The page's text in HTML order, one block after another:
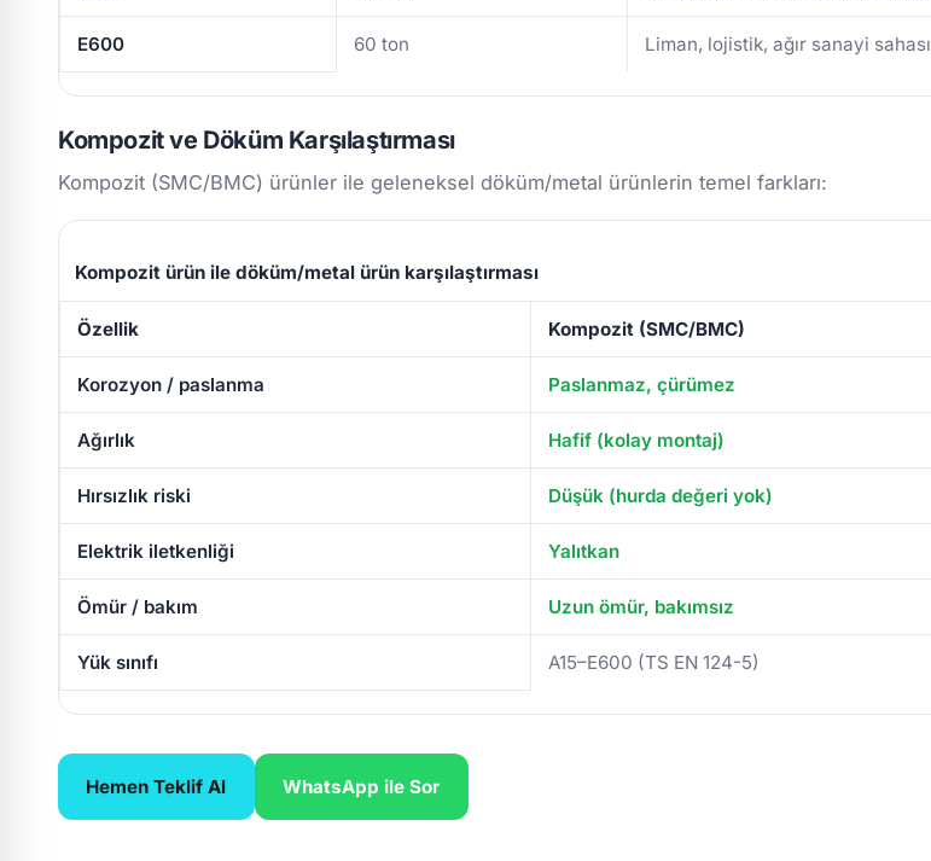
E600 60 ton Liman, lojistik, ağır sanayi sahası
Kompozit ve Döküm Karşılaştırması
Kompozit (SMC/BMC) ürünler ile geleneksel döküm/metal ürünlerin temel farkları:
Kompozit ürün ile döküm/metal ürün karşılaştırması
Özellik Kompozit (SMC/BMC)
Korozyon / paslanma Paslanmaz, çürümez
Ağırlık Hafif (kolay montaj)
Hırsızlık riski Düşük (hurda değeri yok)
Elektrik iletkenliği Yalıtkan
Ömür / bakım Uzun ömür, bakımsız
Yük sınıfı A15–E600 (TS EN 124-5)
Hemen Teklif Al WhatsApp ile Sor